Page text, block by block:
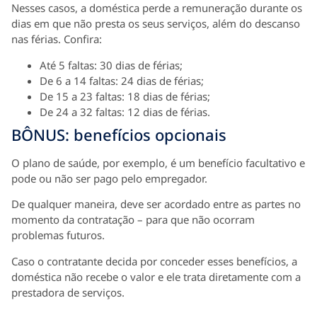
Nesses casos, a doméstica perde a remuneração durante os
dias em que não presta os seus serviços, além do descanso
nas férias. Confira:
Até 5 faltas: 30 dias de férias;
De 6 a 14 faltas: 24 dias de férias;
De 15 a 23 faltas: 18 dias de férias;
De 24 a 32 faltas: 12 dias de férias.
BÔNUS: benefícios opcionais
O plano de saúde, por exemplo, é um benefício facultativo e
pode ou não ser pago pelo empregador.
De qualquer maneira, deve ser acordado entre as partes no
momento da contratação – para que não ocorram
problemas futuros.
Caso o contratante decida por conceder esses benefícios, a
doméstica não recebe o valor e ele trata diretamente com a
prestadora de serviços.